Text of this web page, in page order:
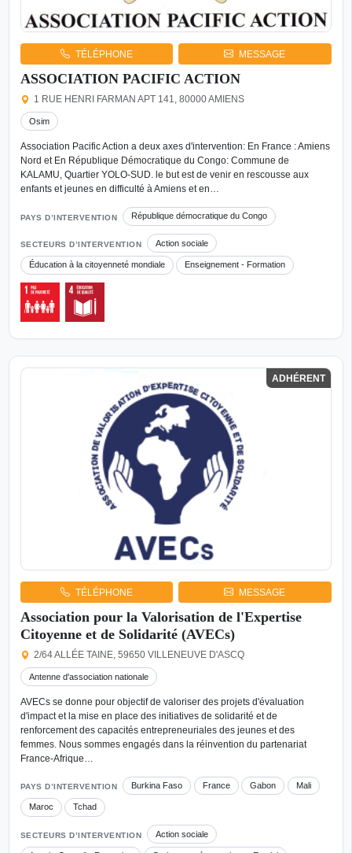
TÉLÉPHONE MESSAGE
ASSOCIATION PACIFIC ACTION
1 RUE HENRI FARMAN APT 141, 80000 AMIENS
Osim
Association Pacific Action a deux axes d'intervention: En France : Amiens
Nord et En République Démocratique du Congo: Commune de
KALAMU, Quartier YOLO-SUD. le but est de venir en rescousse aux
enfants et jeunes en difficulté à Amiens et en…
PAYS D’INTERVENTION République démocratique du Congo
SECTEURS D’INTERVENTION Action sociale
Éducation à la citoyenneté mondiale Enseignement - Formation
ADHÉRENT
TÉLÉPHONE MESSAGE
Association pour la Valorisation de l'Expertise
Citoyenne et de Solidarité (AVECs)
2/64 ALLÉE TAINE, 59650 VILLENEUVE D'ASCQ
Antenne d'association nationale
AVECs se donne pour objectif de valoriser des projets d'évaluation
d'impact et la mise en place des initiatives de solidarité et de
renforcement des capacités entrepreneuriales des jeunes et des
femmes. Nous sommes engagés dans la réinvention du partenariat
France-Afrique…
PAYS D’INTERVENTION Burkina Faso France Gabon Mali
Maroc Tchad
SECTEURS D’INTERVENTION Action sociale